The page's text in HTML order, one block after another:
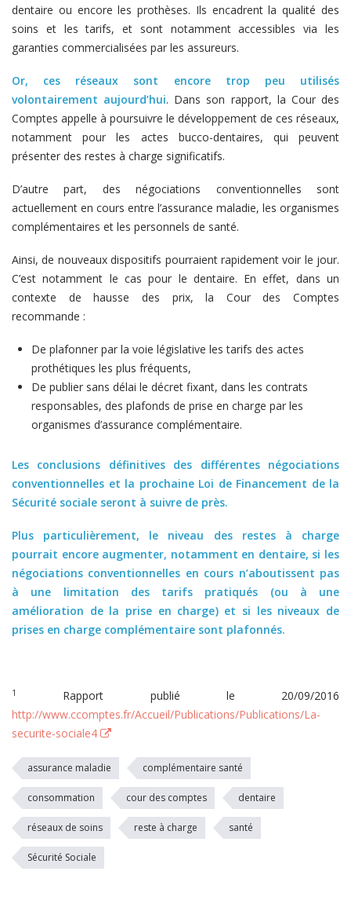
dentaire ou encore les prothèses. Ils encadrent la qualité des
soins et les tarifs, et sont notamment accessibles via les
garanties commercialisées par les assureurs.
Or, ces réseaux sont encore trop peu utilisés
volontairement aujourd’hui. Dans son rapport, la Cour des
Comptes appelle à poursuivre le développement de ces réseaux,
notamment pour les actes bucco-dentaires, qui peuvent
présenter des restes à charge significatifs.
D’autre part, des négociations conventionnelles sont
actuellement en cours entre l’assurance maladie, les organismes
complémentaires et les personnels de santé.
Ainsi, de nouveaux dispositifs pourraient rapidement voir le jour.
C’est notamment le cas pour le dentaire. En effet, dans un
contexte de hausse des prix, la Cour des Comptes
recommande :
De plafonner par la voie législative les tarifs des actes
prothétiques les plus fréquents,
De publier sans délai le décret fixant, dans les contrats
responsables, des plafonds de prise en charge par les
organismes d’assurance complémentaire.
Les conclusions définitives des différentes négociations
conventionnelles et la prochaine Loi de Financement de la
Sécurité sociale seront à suivre de près.
Plus particulièrement, le niveau des restes à charge
pourrait encore augmenter, notamment en dentaire, si les
négociations conventionnelles en cours n’aboutissent pas
à une limitation des tarifs pratiqués (ou à une
amélioration de la prise en charge) et si les niveaux de
prises en charge complémentaire sont plafonnés.
1
Rapport publié le 20/09/2016
http://www.ccomptes.fr/Accueil/Publications/Publications/La-
securite-sociale4
assurance maladie complémentaire santé
consommation cour des comptes dentaire
réseaux de soins reste à charge santé
Sécurité Sociale